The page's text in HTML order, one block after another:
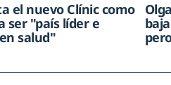
el nuevo Clínic como
ser "país líder e
salud"